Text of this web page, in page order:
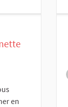
en